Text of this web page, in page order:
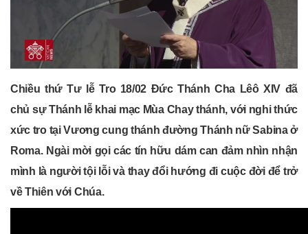
Chiều thứ Tư lễ Tro 18/02 Đức Thánh Cha Lêô XIV đã
chủ sự Thánh lễ khai mạc Mùa Chay thánh, với nghi thức
xức tro tại Vương cung thánh đường Thánh nữ Sabina ở
Roma. Ngài mời gọi các tín hữu dám can đảm nhìn nhận
mình là người tội lỗi và thay đổi hướng đi cuộc đời để trở
về Thiên với Chúa.